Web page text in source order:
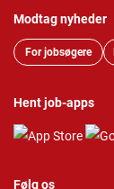
Modtag nyheder
For jobsøgere
Hent job-apps
Følg os